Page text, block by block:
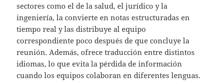
sectores como el de la salud, el jurídico y la
ingeniería, la convierte en notas estructuradas en
tiempo real y las distribuye al equipo
correspondiente poco después de que concluye la
reunión. Además, ofrece traducción entre distintos
idiomas, lo que evita la pérdida de información
cuando los equipos colaboran en diferentes lenguas.